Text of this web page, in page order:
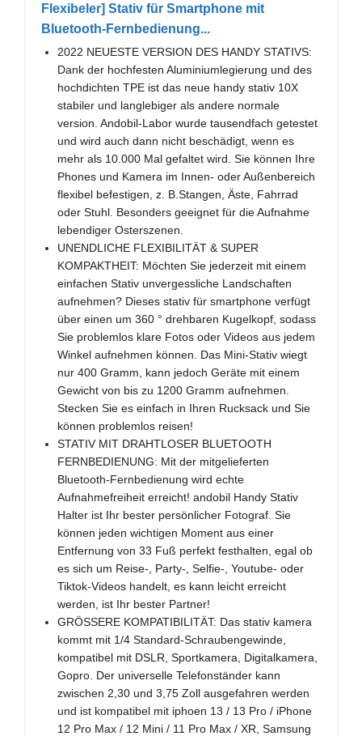
Flexibeler] Stativ für Smartphone mit
Bluetooth-Fernbedienung...
2022 NEUESTE VERSION DES HANDY STATIVS:
Dank der hochfesten Aluminiumlegierung und des
hochdichten TPE ist das neue handy stativ 10X
stabiler und langlebiger als andere normale
version. Andobil-Labor wurde tausendfach getestet
und wird auch dann nicht beschädigt, wenn es
mehr als 10.000 Mal gefaltet wird. Sie können Ihre
Phones und Kamera im Innen- oder Außenbereich
flexibel befestigen, z. B.Stangen, Äste, Fahrrad
oder Stuhl. Besonders geeignet für die Aufnahme
lebendiger Osterszenen.
UNENDLICHE FLEXIBILITÄT & SUPER
KOMPAKTHEIT: Möchten Sie jederzeit mit einem
einfachen Stativ unvergessliche Landschaften
aufnehmen? Dieses stativ für smartphone verfügt
über einen um 360 ° drehbaren Kugelkopf, sodass
Sie problemlos klare Fotos oder Videos aus jedem
Winkel aufnehmen können. Das Mini-Stativ wiegt
nur 400 Gramm, kann jedoch Geräte mit einem
Gewicht von bis zu 1200 Gramm aufnehmen.
Stecken Sie es einfach in Ihren Rucksack und Sie
können problemlos reisen!
STATIV MIT DRAHTLOSER BLUETOOTH
FERNBEDIENUNG: Mit der mitgelieferten
Bluetooth-Fernbedienung wird echte
Aufnahmefreiheit erreicht! andobil Handy Stativ
Halter ist Ihr bester persönlicher Fotograf. Sie
können jeden wichtigen Moment aus einer
Entfernung von 33 Fuß perfekt festhalten, egal ob
es sich um Reise-, Party-, Selfie-, Youtube- oder
Tiktok-Videos handelt, es kann leicht erreicht
werden, ist Ihr bester Partner!
GRÖSSERE KOMPATIBILITÄT: Das stativ kamera
kommt mit 1/4 Standard-Schraubengewinde,
kompatibel mit DSLR, Sportkamera, Digitalkamera,
Gopro. Der universelle Telefonständer kann
zwischen 2,30 und 3,75 Zoll ausgefahren werden
und ist kompatibel mit iphoen 13 / 13 Pro / iPhone
12 Pro Max / 12 Mini / 11 Pro Max / XR, Samsung